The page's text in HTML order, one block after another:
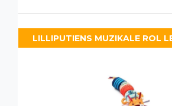
LILLIPUTIENS MUZIKALE ROL